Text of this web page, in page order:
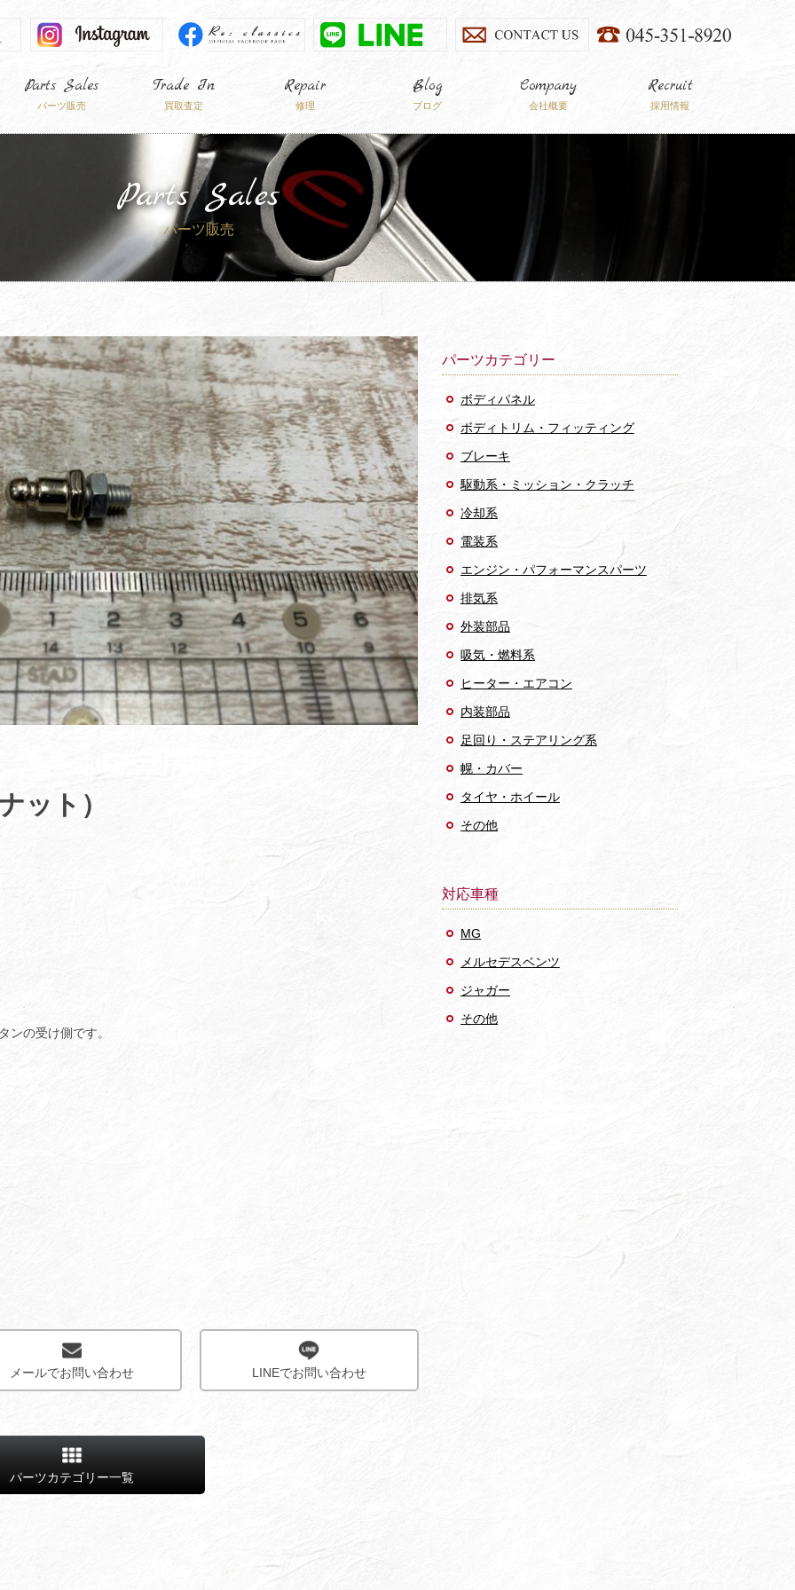
Parts Sales
パーツ販売
Trade In
買取査定
Repair
修理
Blog
ブログ
Company
会社概要
Recruit
採用情報
Parts Sales
パーツ販売
ット）
ンの受け側です。
メールでお問い合わせ LINEでお問い合わせ
パーツカテゴリー一覧
パーツカテゴリー
ボディパネル
ボディトリム・フィッティング
ブレーキ
駆動系・ミッション・クラッチ
冷却系
電装系
エンジン・パフォーマンスパーツ
排気系
外装部品
吸気・燃料系
ヒーター・エアコン
内装部品
足回り・ステアリング系
幌・カバー
タイヤ・ホイール
その他
対応車種
MG
メルセデスベンツ
ジャガー
その他